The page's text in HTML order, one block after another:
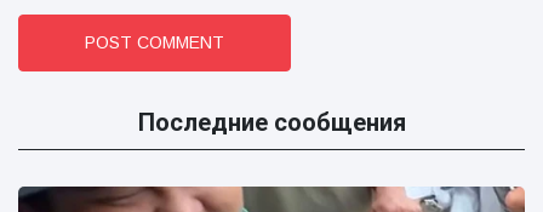
POST COMMENT
Последние сообщения